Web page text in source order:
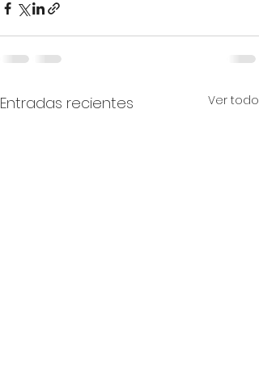
Entradas recientes Ver todo